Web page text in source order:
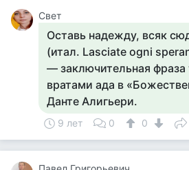
Свет
Оставь надежду, всяк
(итал. Lasciate ogni
— заключительная фраза
вратами ада в
Данте Алигьери.
9 лет 0 0